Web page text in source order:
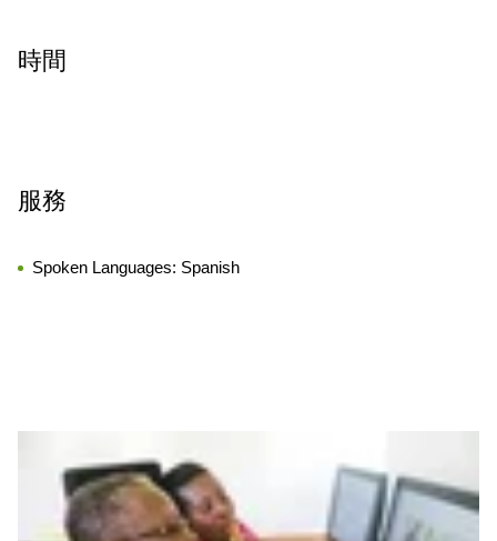
時間
服務
Spoken Languages: Spanish